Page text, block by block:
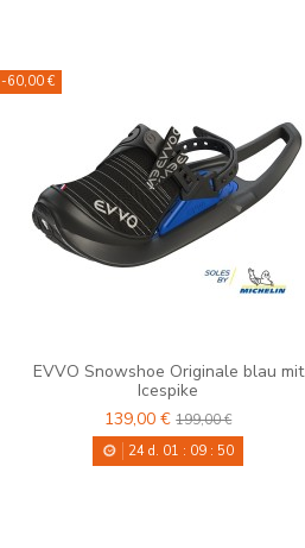
-60,00 €
EVVO Snowshoe Originale blau mit
Icespike
139,00 €199,00 €
24d. 01 : 09: 48